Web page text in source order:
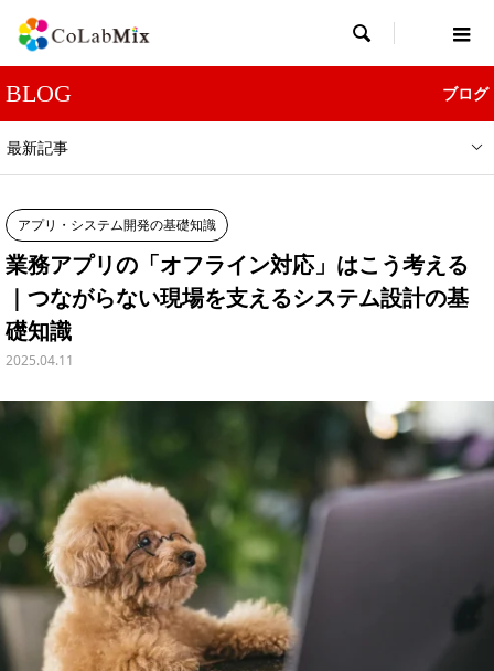

BLOG ブログ
最新記事
アプリ・システム開発の基礎知識
業務アプリの「オフライン対応」はこう考える
｜つながらない現場を支えるシステム設計の基
礎知識
2025.04.11